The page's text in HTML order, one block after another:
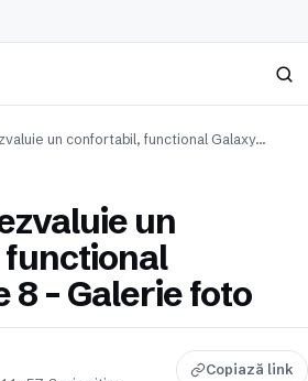
Caută
un confortabil, functional Galaxy…
un
8 – Galerie foto
Copiază link